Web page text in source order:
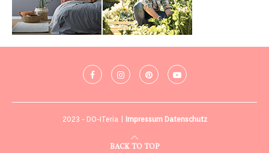
2023 - DO-ITeria | Impressum Datenschutz
BACK TO TOP